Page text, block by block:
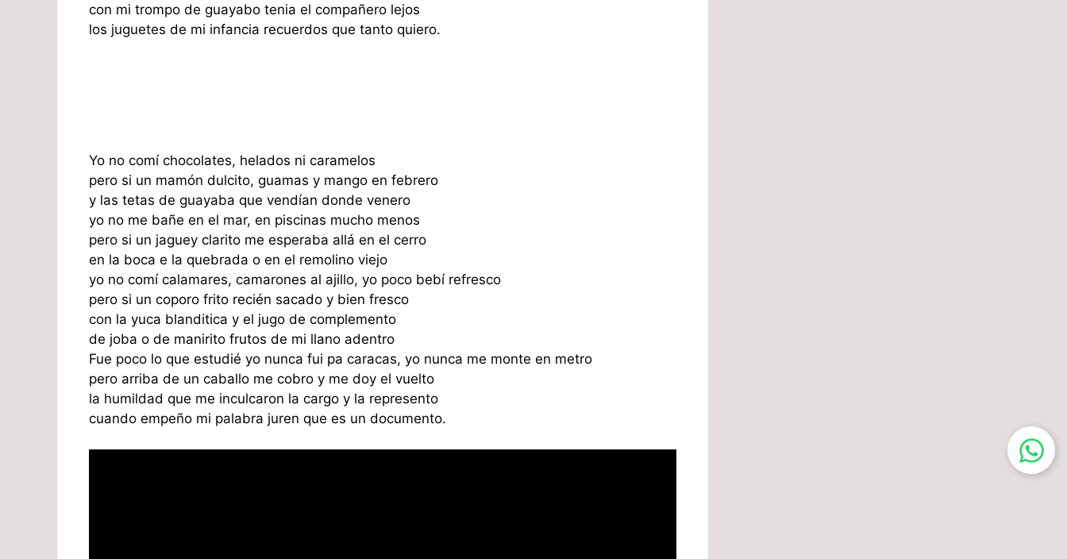
con mi trompo de guayabo tenia el compañero lejos
los juguetes de mi infancia recuerdos que tanto quiero.
Yo no comí chocolates, helados ni caramelos
pero si un mamón dulcito, guamas y mango en febrero
y las tetas de guayaba que vendían donde venero
yo no me bañe en el mar, en piscinas mucho menos
pero si un jaguey clarito me esperaba allá en el cerro
en la boca e la quebrada o en el remolino viejo
yo no comí calamares, camarones al ajillo, yo poco bebí refresco
pero si un coporo frito recién sacado y bien fresco
con la yuca blanditica y el jugo de complemento
de joba o de manirito frutos de mi llano adentro
Fue poco lo que estudié yo nunca fui pa caracas, yo nunca me monte en metro
pero arriba de un caballo me cobro y me doy el vuelto
la humildad que me inculcaron la cargo y la represento
cuando empeño mi palabra juren que es un documento.